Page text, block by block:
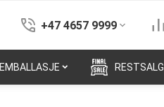
+47 4657 9999
EMBALLASJE RESTSALG